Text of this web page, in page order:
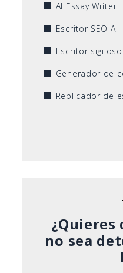
AI Essay Writer
Escritor SEO AI
Escritor
Generador de
Replicador de
no sea